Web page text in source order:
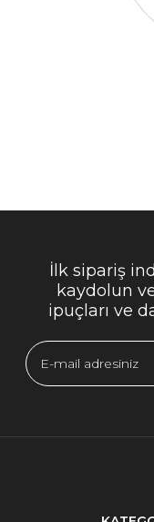
İlk sipariş
kaydolun
ipuçları ve